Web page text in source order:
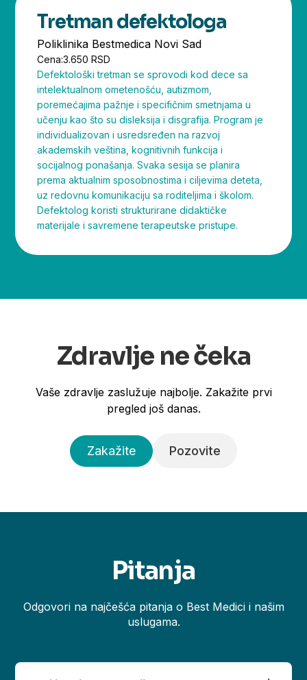
Tretman defektologa
Poliklinika Bestmedica Novi Sad
Cena:3.650 RSD
Defektološki tretman se sprovodi kod dece sa
intelektualnom ometenošću, autizmom,
poremećajima pažnje i specifičnim smetnjama u
učenju kao što su disleksija i disgrafija. Program je
individualizovan i usredsređen na razvoj
akademskih veština, kognitivnih funkcija i
socijalnog ponašanja. Svaka sesija se planira
prema aktualnim sposobnostima i ciljevima deteta,
uz redovnu komunikaciju sa roditeljima i školom.
Defektolog koristi strukturirane didaktičke
materijale i savremene terapeutske pristupe.
Zdravlje ne čeka
Vaše zdravlje zaslužuje najbolje. Zakažite prvi
pregled još danas.
Zakažite Pozovite
Pitanja
Odgovori na najčešća pitanja o Best Medici i našim
uslugama.